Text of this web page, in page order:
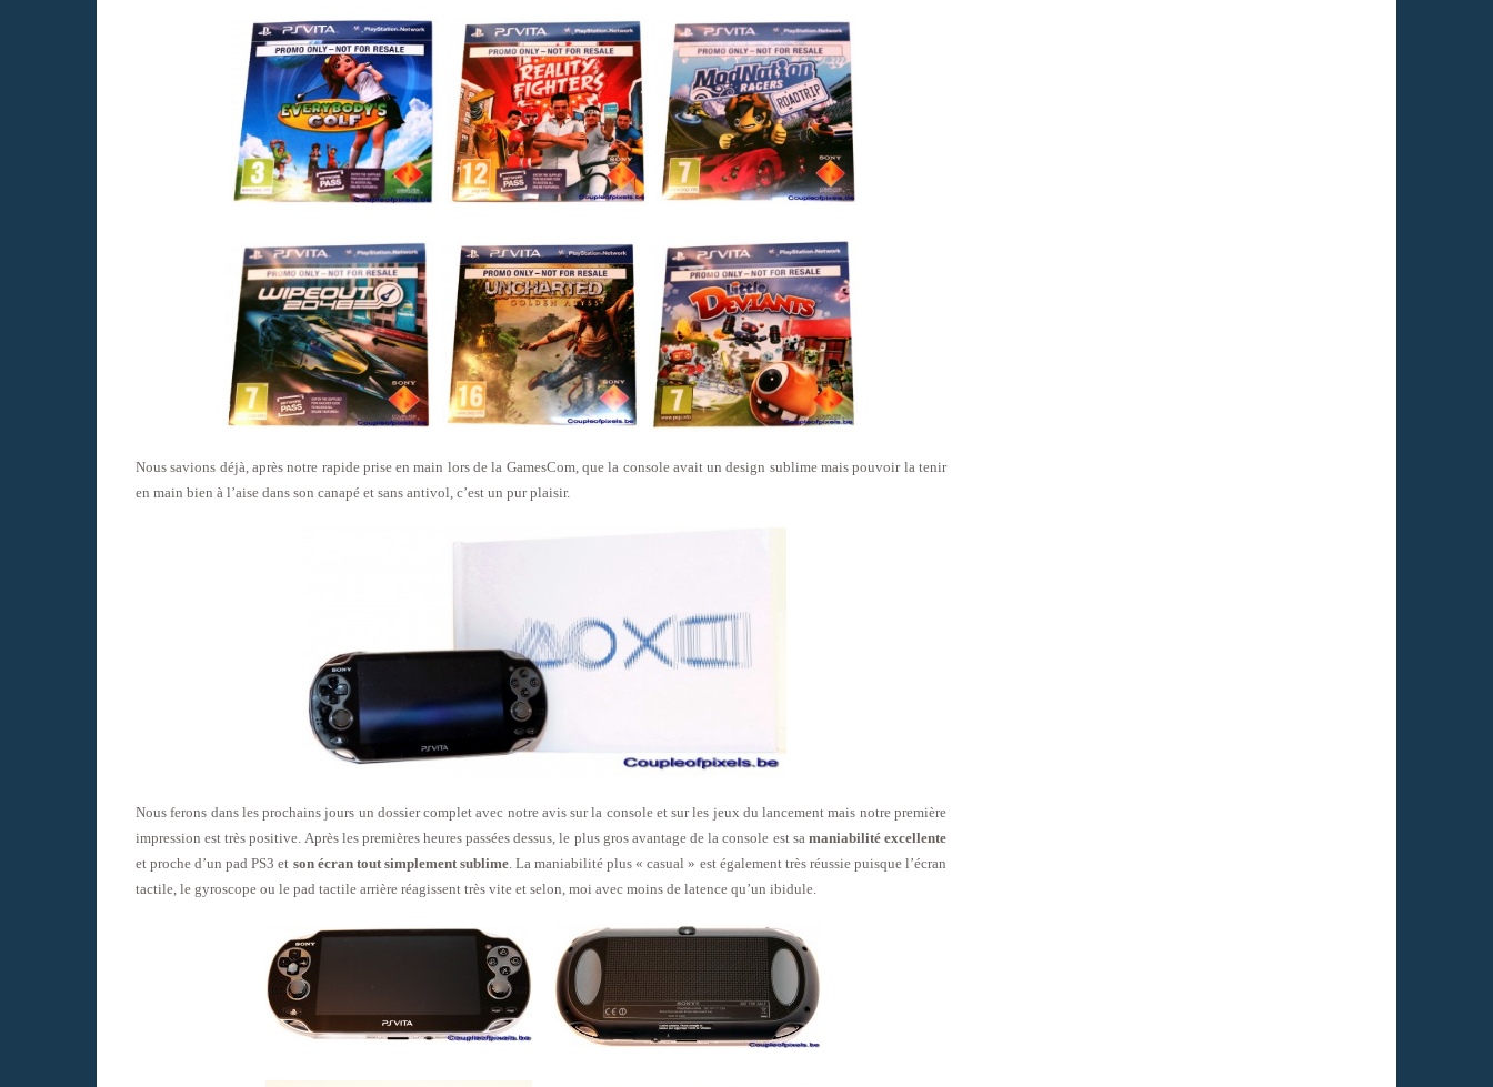
Nous savions déjà, après notre rapide prise en main lors de la GamesCom, que la console avait un design sublime mais pouvoir la tenir
en main bien à l’aise dans son canapé et sans antivol, c’est un pur plaisir.
Nous ferons dans les prochains jours un dossier complet avec notre avis sur la console et sur les jeux du lancement mais notre première
impression est très positive. Après les premières heures passées dessus, le plus gros avantage de la console est sa maniabilité excellente
et proche d’un pad PS3 et son écran tout simplement sublime. La maniabilité plus « casual » est également très réussie puisque l’écran
tactile, le gyroscope ou le pad tactile arrière réagissent très vite et selon, moi avec moins de latence qu’un ibidule.